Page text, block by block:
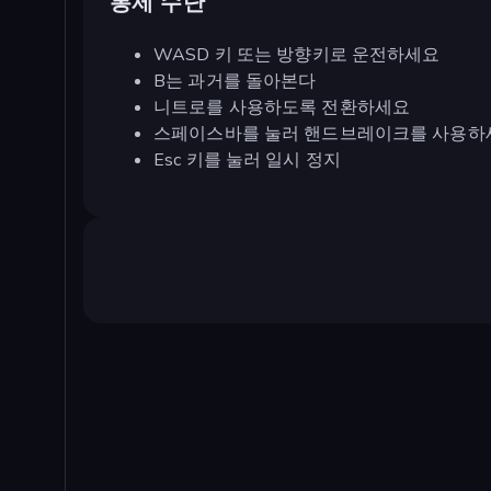
WASD 키 또는 방향키로 운전하세요
B는 과거를 돌아본다
니트로를 사용하도록 전환하세요
스페이스바를 눌러 핸드브레이크를 사용하
Esc 키를 눌러 일시 정지